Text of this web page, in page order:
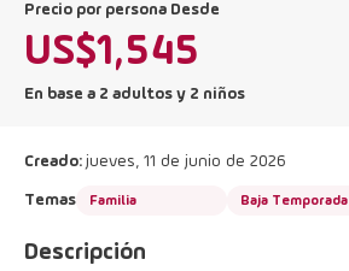
precio por persona Desde
US$1,545
En base a 2 adultos y 2 niños
Creado: jueves, 11 de junio de 2026
Temas Familia Baja Temporada
Descripción